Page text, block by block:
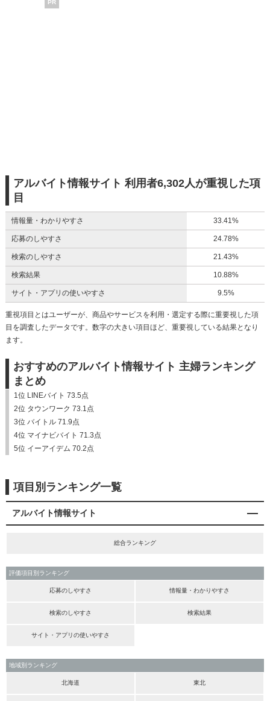
PR
アルバイト情報サイト 利用者6,302人が重視した項
目
情報量・わかりやすさ 33.41%
応募のしやすさ 24.78%
検索のしやすさ 21.43%
検索結果 10.88%
サイト・アプリの使いやすさ 9.5%
重視項目とはユーザーが、商品やサービスを利用・選定する際に重要視した項
目を調査したデータです。数字の大きい項目ほど、重要視している結果となり
ます。
おすすめのアルバイト情報サイト 主婦ランキング
まとめ
1位 LINEバイト 73.5点
2位 タウンワーク 73.1点
3位 バイトル 71.9点
4位 マイナビバイト 71.3点
5位 イーアイデム 70.2点
項目別ランキング一覧
アルバイト情報サイト
総合ランキング
評価項目別ランキング
応募のしやすさ 情報量・わかりやすさ
検索のしやすさ 検索結果
サイト・アプリの使いやすさ
地域別ランキング
北海道 東北